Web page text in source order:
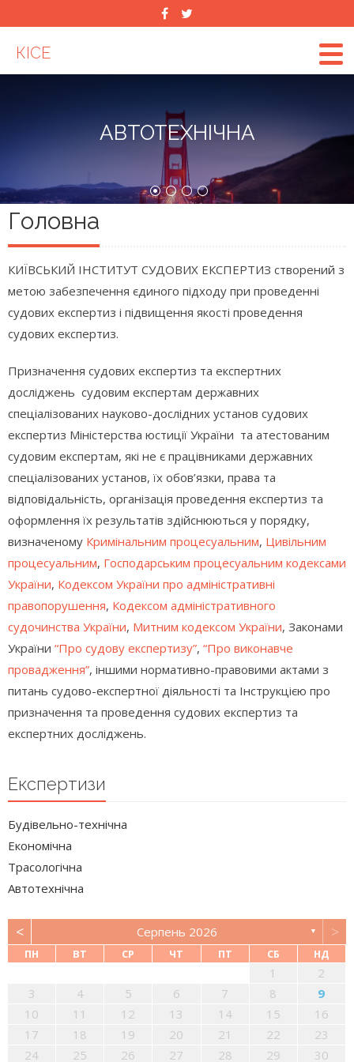
КІСЕ
АВТОТЕХНІЧНА
Головна
КИЇВСЬКИЙ ІНСТИТУТ СУДОВИХ ЕКСПЕРТИЗ створений з
метою забезпечення єдиного підходу при проведенні
судових експертиз і підвищення якості проведення
судових експертиз.
Призначення судових експертиз та експертних
досліджень судовим експертам державних
спеціалізованих науково-дослідних установ судових
експертиз Міністерства юстиції України та атестованим
судовим експертам, які не є працівниками державних
спеціалізованих установ, їх обов’язки, права та
відповідальність, організація проведення експертиз та
оформлення їх результатів здійснюються у порядку,
визначеному Кримінальним процесуальним, Цивільним
процесуальним, Господарським процесуальним кодексами
України, Кодексом України про адміністративні
правопорушення, Кодексом адміністративного
судочинства України, Митним кодексом України, Законами
України “Про судову експертизу”, “Про виконавче
провадження”, іншими нормативно-правовими актами з
питань судово-експертної діяльності та Інструкцією про
призначення та проведення судових експертиз та
експертних досліджень.
Експертизи
Будівельно-технічна
Економічна
Трасологічна
Автотехнічна
< Серпень 2026 ▼ >
ПН ВТ СР ЧТ ПТ СБ НД
1
2
3
4 5 6 7 8
9
10
11 12 13 14 15
16
17
18 19 20 21 22
23
24
25 26 27 28 29 30